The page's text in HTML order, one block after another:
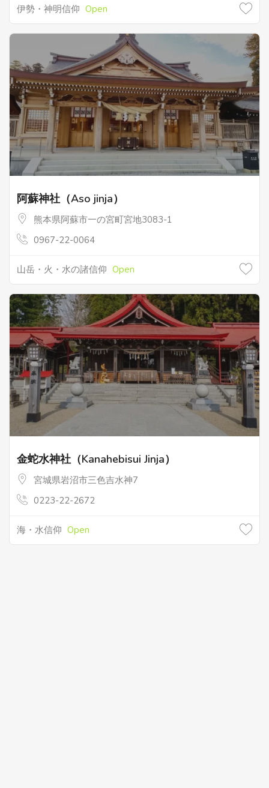
伊勢・神明信仰 Open
阿蘇神社（Aso jinja）
熊本県阿蘇市一の宮町宮地3083-1
0967-22-0064
山岳・火・水の諸信仰 Open
金蛇水神社（Kanahebisui Jinja）
宮城県岩沼市三色吉水神7
0223-22-2672
海・水信仰 Open